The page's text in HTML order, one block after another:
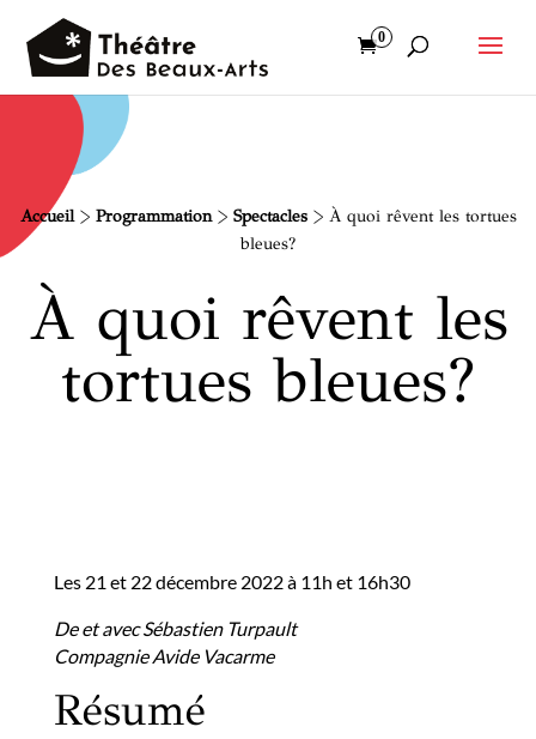
0
Accueil> Programmation> Spectacles> À quoi rêvent les tortues
bleues?
À quoi rêvent les
tortues bleues?
Les 21 et 22 décembre 2022 à 11h et 16h30
De et avec Sébastien Turpault
Compagnie Avide Vacarme
Résumé